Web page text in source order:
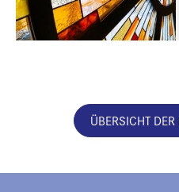
ÜBERSICHT DER